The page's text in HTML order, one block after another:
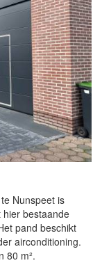
Nunspeet is
bestaande
pand beschikt
airconditioning.
80 m².